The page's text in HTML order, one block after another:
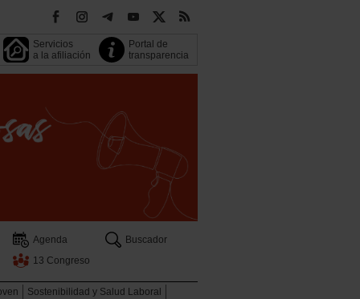
Servicios
a la afiliación
Portal de
transparencia
Agenda
Buscador
13 Congreso
Sostenibilidad y Salud Laboral